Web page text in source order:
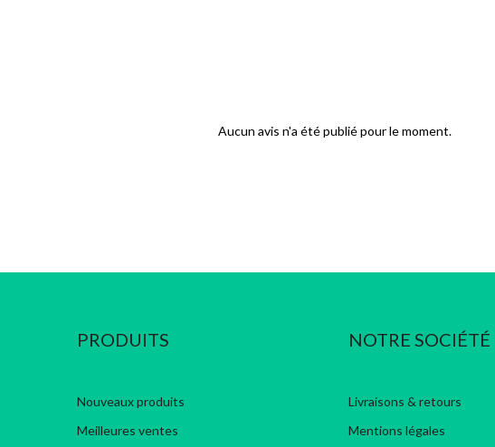
Aucun avis n'a été publié pour le moment.
PRODUITS
Nouveaux produits
Meilleures ventes
NOTRE SOCIÉTÉ
Livraisons & retours
Mentions légales